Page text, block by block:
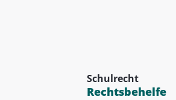
Schulrecht
Rechtsbehelfe